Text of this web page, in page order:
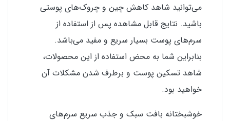
می‌توانید شاهد کاهش چین و چروک‌های پوستی
باشید. نتایج قابل مشاهده پس از استفاده از
سرم‌های پوست بسیار سریع و مفید می‌باشد.
بنابراین شما به محض استفاده از این محصولات،
شاهد تسکین پوست و برطرف شدن مشکلات آن
خواهید بود.
خوشبختانه بافت سبک و جذب سریع سرم‌های